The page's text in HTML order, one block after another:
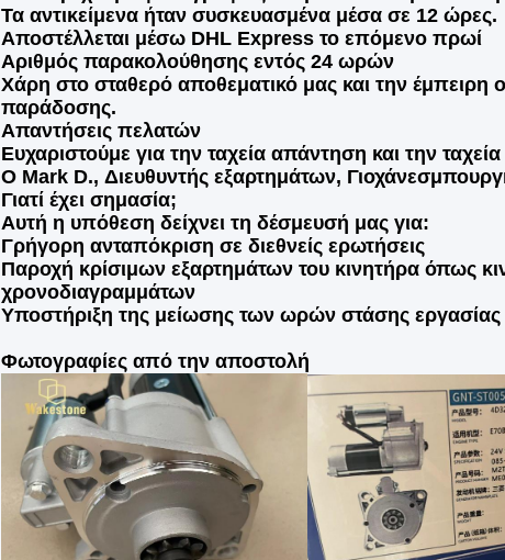
Τα αντικείμενα ήταν συσκευασμένα μέσα σε 12 ώρες.
Αποστέλλεται μέσω DHL Express το επόμενο πρωί
Αριθμός παρακολούθησης εντός 24 ωρών
Χάρη στο σταθερό αποθεματικό μας και την
παράδοσης.
Απαντήσεις πελατών
Ευχαριστούμε για την ταχεία απάντηση και την
Ο Mark D., Διευθυντής εξαρτημάτων,
Γιατί έχει σημασία;
Αυτή η υπόθεση δείχνει τη δέσμευσή μας για:
Γρήγορη ανταπόκριση σε διεθνείς ερωτήσεις
Παροχή κρίσιμων εξαρτημάτων του κινητήρα όπως
χρονοδιαγραμμάτων
Υποστήριξη της μείωσης των ωρών στάσης
Φωτογραφίες από την αποστολή